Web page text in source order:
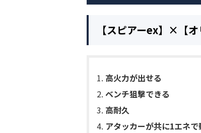
【スピアーex】×【
高火力が出せる
ベンチ狙撃できる
高耐久
アタッカーが共に1エネで